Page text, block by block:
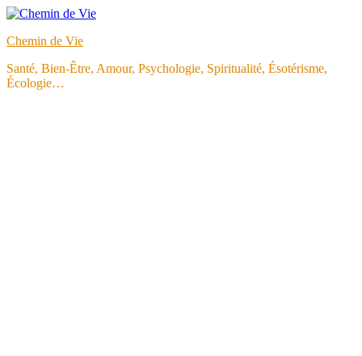
Aller
contenu
Chemin de Vie
Santé, Bien-Être, Amour, Psychologie, Spiritualité, Ésotérisme,
Écologie…